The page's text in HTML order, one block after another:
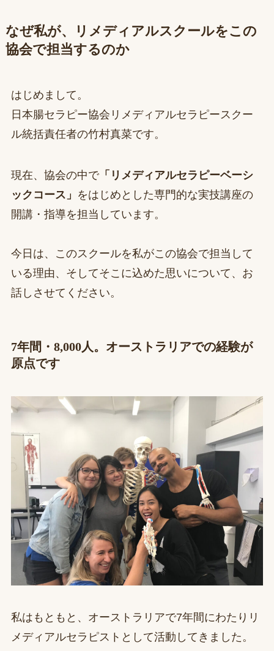
なぜ私が、リメディアルスクールをこの
協会で担当するのか
はじめまして。
日本腸セラピー協会リメディアルセラピースクー
ル統括責任者の竹村真菜です。
現在、協会の中で「リメディアルセラピーベーシ
ックコース」 をはじめとした専門的な実技講座の
開講・指導を担当しています。
今日は、このスクールを私がこの協会で担当して
いる理由、そしてそこに込めた思いについて、お
話しさせてください。
7年間・8,000人。オーストラリアでの経験が
原点です
私はもともと、オーストラリアで7年間にわたりリ
メディアルセラピストとして活動してきました。